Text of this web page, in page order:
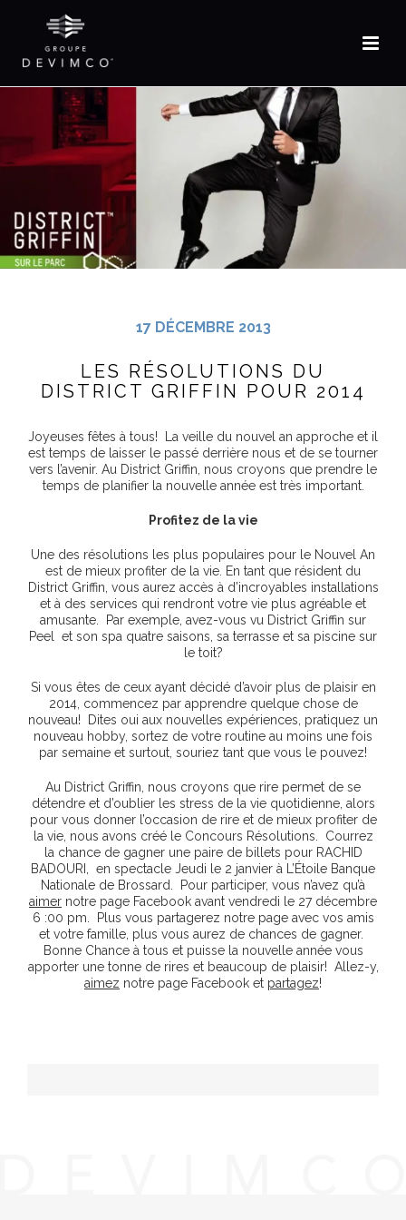
EN
17 DÉCEMBRE 2013
LES RÉSOLUTIONS DU
DISTRICT GRIFFIN POUR 2014
Joyeuses fêtes à tous! La veille du nouvel an approche et il
est temps de laisser le passé derrière nous et de se tourner
vers l’avenir. Au District Griffin, nous croyons que prendre le
temps de planifier la nouvelle année est très important.
Profitez de la vie
Une des résolutions les plus populaires pour le Nouvel An
est de mieux profiter de la vie. En tant que résident du
District Griffin, vous aurez accès à d’incroyables installations
et à des services qui rendront votre vie plus agréable et
amusante. Par exemple, avez-vous vu District Griffin sur
Peel et son spa quatre saisons, sa terrasse et sa piscine sur
le toit?
Si vous êtes de ceux ayant décidé d’avoir plus de plaisir en
2014, commencez par apprendre quelque chose de
nouveau! Dites oui aux nouvelles expériences, pratiquez un
nouveau hobby, sortez de votre routine au moins une fois
par semaine et surtout, souriez tant que vous le pouvez!
Au District Griffin, nous croyons que rire permet de se
détendre et d’oublier les stress de la vie quotidienne, alors
pour vous donner l’occasion de rire et de mieux profiter de
la vie, nous avons créé le Concours Résolutions. Courrez
la chance de gagner une paire de billets pour RACHID
BADOURI, en spectacle Jeudi le 2 janvier à L’Étoile Banque
Nationale de Brossard. Pour participer, vous n’avez qu’à
aimer notre page Facebook avant vendredi le 27 décembre
6 :00 pm. Plus vous partagerez notre page avec vos amis
et votre famille, plus vous aurez de chances de gagner.
Bonne Chance à tous et puisse la nouvelle année vous
apporter une tonne de rires et beaucoup de plaisir! Allez-y,
aimez notre page Facebook et partagez!